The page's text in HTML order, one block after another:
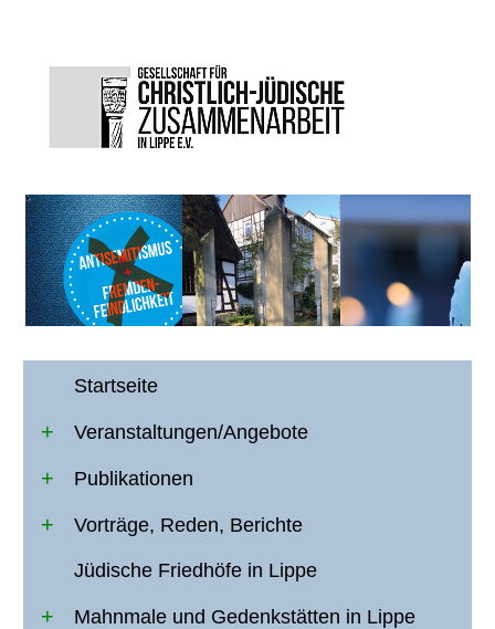
Startseite
Veranstaltungen/Angebote
Publikationen
Vorträge, Reden, Berichte
Jüdische Friedhöfe in Lippe
Mahnmale und Gedenkstätten in Lippe